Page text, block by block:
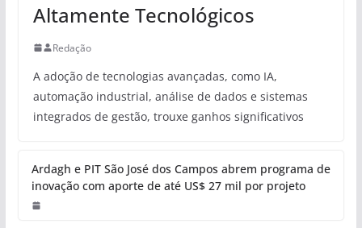
Altamente Tecnológicos
Redação
A adoção de tecnologias avançadas, como IA,
automação industrial, análise de dados e sistemas
integrados de gestão, trouxe ganhos significativos
Ardagh e PIT São José dos Campos abrem programa de
inovação com aporte de até US$ 27 mil por projeto